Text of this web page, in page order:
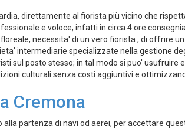
direttamente al fiorista più vicino che
e voloce, infatti in circa 4 ore
necessita' di un vero fiorista , di offrire
intermediarie specializzate nella gestione
sul posto stesso; in tal modo si puo' usufruire
culturali senza costi aggiuntivi e
Cremona
alla partenza di navi od aerei, per accettare